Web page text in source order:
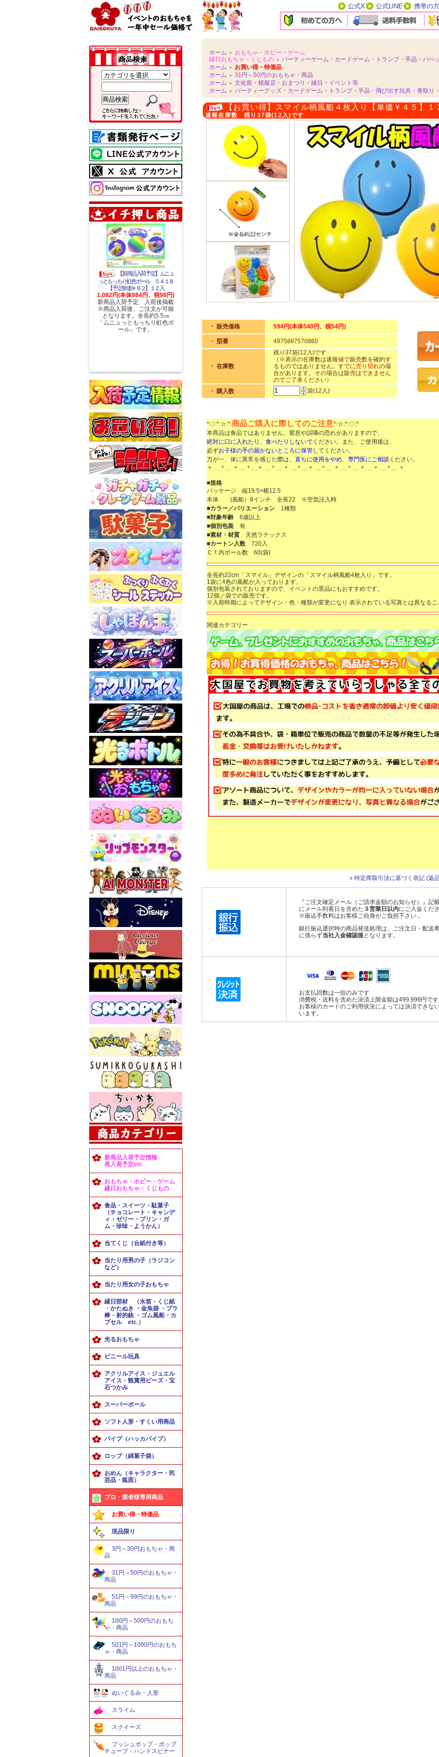
公式X 公式LINE 携帯の方
【新商品入荷予定】ムニュ
っともっちり虹色ボール ５４１８
【予定単価￥８２】１２入
1,082円(本体984円、税98円)
新商品入荷予定、入荷後掲載
※商品入荷後、ご注文が可能
となります。全長約5.5㎝
「ムニュっともっちり虹色ボ
ール」です。
新商品入荷予定情報
再入荷予定etc
おもちゃ・ホビー・ゲーム
縁日おもちゃ・くじもの
食品・スイーツ・駄菓子
（チョコレート・キャンデ
ィ・ゼリー・プリン・ガ
ム・珍味・ようかん）
当てくじ（台紙付き等）
当たり用男の子（ラジコン
など）
当たり用女の子おもちゃ
縁日部材 （水笛・くじ紙
・かたぬき ・金魚袋 ・プラ
棒・射的銃 ・ゴム風船・カ
プセル etc.）
光るおもちゃ
ビニール玩具
アクリルアイス・ジュエル
アイス・観賞用ビーズ・宝
石つかみ
スーパーボール
ソフト人形・すくい用商品
パイプ（ハッカパイプ）
ロップ（綿菓子袋）
おめん（キャラクター・民
芸品・狐面）
プロ・業者様専用商品
お買い得・特価品
現品限り
3円～30円おもちゃ・商
品
31円～50円のおもちゃ・
商品
51円～99円のおもちゃ・
商品
100円～500円のおもち
ゃ・商品
501円～1000円のおもち
ゃ・商品
1001円以上のおもちゃ・
商品
ぬいぐるみ・人形
スライム
スクイーズ
プッシュポップ・ポップ
チューブ・ハンドスピナー
ホーム ＞ おもちゃ・ホビー・ゲーム
縁日おもちゃ・くじもの ＞ パーティーゲーム・カードゲーム・トランプ・手品・パペ
ホーム ＞ お買い得・特価品
ホーム ＞ 31円～50円のおもちゃ・商品
ホーム ＞ 文化祭・模擬店・おまつり・縁日・イベント等
ホーム ＞ パーティーグッズ・カードゲーム・トランプ・手品・飛び出す玩具・巻取り
【お買い得】スマイル柄風船４枚入り【単価￥４５】１
速報在庫数 残り37袋(12入)です
・ 販売価格 594円(本体540円、税54円)
・ 型番 4975887570860
・ 在庫数
残り37袋(12入)です
（※表示の在庫数は速報値で販売数を確約す
るものではありません。すでに売り切れの場
合があります。その場合は販売はできません
のでご了承ください）
・ 購入数
袋(12入)
*◇:*:☆:*:商品ご購入に際してのご注意*:☆:*:◇:*
本商品は食品ではありません。窒息や誤嚥の恐れがありますので、
絶対に口に入れたり、食べたりしないで ください。また、ご使用後は、
必ずお子様の手の届かないところに保管してください。
万が一、体に異常を感じた際は、 直ちに使用をやめ、専門医にご相談 ください。
＊ … * … ＊ … * …＊ … * … ＊ … * …＊ … * … ＊ … * … ＊ …＊ … * … ＊
■規格
パッケージ 縦19.5×横12.5
本体 (風船）9インチ 全長22 ※空気注入時
■カラー／バリエーション 1種類
■対象年齢 6歳以上
■個別包装 有
■素材・材質 天然ラテックス
■カートン入数 720入
ＣＴ内ボール数 60(袋)
全長約22cm「スマイル」デザインの「スマイル柄風船4枚入り」です。
1袋に4色の風船が入っております。
個別包装されておりますので、イベントの景品にもおすすめです。
12個／袋での販売です。
※入荷時期によってデザイン・色・種類が変更になり 表示されている写真とは異なる
関連カテゴリー
» 特定商取引法に基づく表記 (返
『ご注文確定メール（ご請求金額のお知らせ）』記
にメール到着日を含めた ３営業日以内にご入金くだ
※振込手数料はお客様ご自身がご負担下さい 。
銀行振込選択時の商品発送処理は、ご注文日・配送
に係らず当社入金確認後となります。
お支払回数は一括のみです
消費税・送料を含めた決済上限金額は499,999円で
お客様のカードのご利用状況によっては決済できな
います。